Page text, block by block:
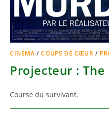
CINÉMA /COUPS DE CŒUR /
Projecteur :
Course du survivant.